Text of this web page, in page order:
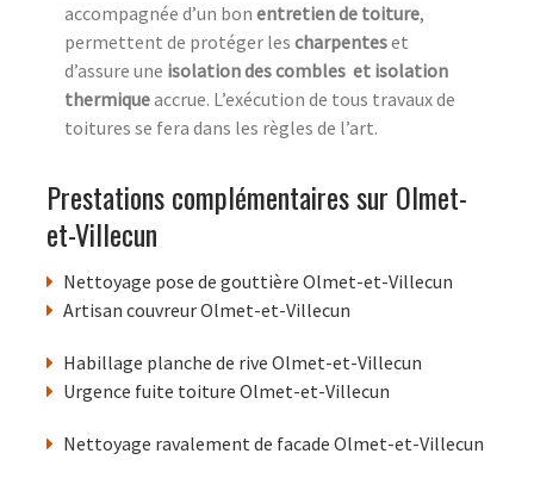
accompagnée d’un bon entretien de toiture,
permettent de protéger les charpenteset
d’assure une isolation des combles et isolation
thermiqueaccrue. L’exécution de tous travaux de
toitures se fera dans les règles de l’art.
Prestations complémentaires sur Olmet-
et-Villecun
Nettoyage pose de gouttière Olmet-et-Villecun
Artisan couvreur Olmet-et-Villecun
Habillage planche de rive Olmet-et-Villecun
Urgence fuite toiture Olmet-et-Villecun
Nettoyage ravalement de facade Olmet-et-Villecun